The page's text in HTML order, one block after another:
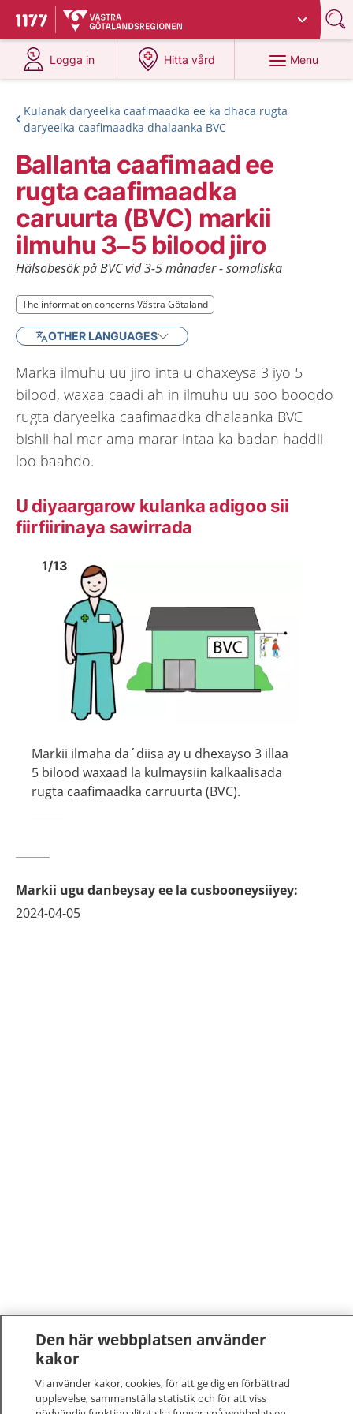
To start page for 1177
Du har valt region
Logga in
at 1177.se
Hitta vård
at 1177.se
Menu
Kulanak daryeelka caafimaadka ee ka dhaca rugta
daryeelka caafimaadka dhalaanka BVC
Ballanta caafimaad ee
rugta caafimaadka
caruurta (BVC) markii
ilmuhu 3–5 bilood jiro
Hälsobesök på BVC vid 3-5 månader - somaliska
The information concerns Västra Götaland
The information concerns Västra Götaland
OTHER LANGUAGES
Marka ilmuhu uu jiro inta u dhaxeysa 3 iyo 5
bilood, waxaa caadi ah in ilmuhu uu soo booqdo
rugta daryeelka caafimaadka dhalaanka BVC
bishii hal mar ama marar intaa ka badan haddii
loo baahdo.
U diyaargarow kulanka adigoo sii
fiirfiirinaya sawirrada
Image
1/13
Markii ilmaha da´diisa ay u dhexayso 3 illaa
5 bilood waxaad la kulmaysiin kalkaalisada
rugta caafimaadka carruurta (BVC).
Show previous image
Markii ugu danbeysay ee la cusbooneysiiyey:
2024-04-05
Den här webbplatsen använder
kakor
Vi använder kakor, cookies, för att ge dig en förbättrad
upplevelse, sammanställa statistik och för att viss